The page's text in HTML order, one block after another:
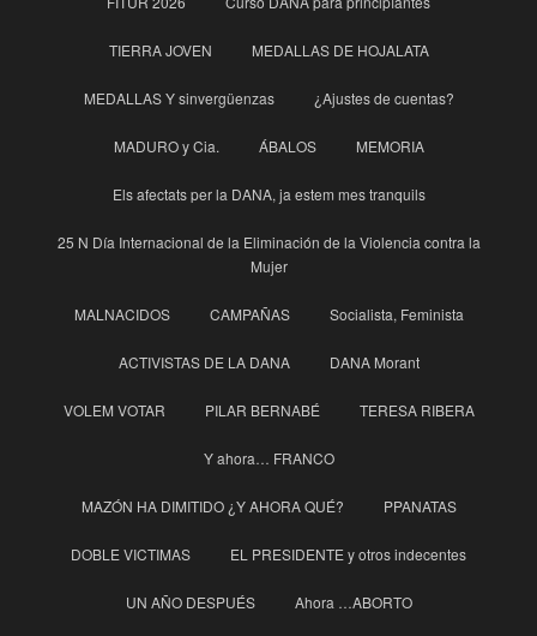
TIERRA JOVEN MEDALLAS DE HOJALATA
MEDALLAS Y sinvergüenzas ¿Ajustes de cuentas?
MADURO y Cia. ÁBALOS MEMORIA
Els afectats per la DANA, ja estem mes tranquils
25 N Día Internacional de la Eliminación de la Violencia contra la
Mujer
MALNACIDOS CAMPAÑAS Socialista, Feminista
ACTIVISTAS DE LA DANA DANA Morant
VOLEM VOTAR PILAR BERNABÉ TERESA RIBERA
Y ahora… FRANCO
MAZÓN HA DIMITIDO ¿Y AHORA QUÉ? PPANATAS
DOBLE VICTIMAS EL PRESIDENTE y otros indecentes
UN AÑO DESPUÉS Ahora …ABORTO